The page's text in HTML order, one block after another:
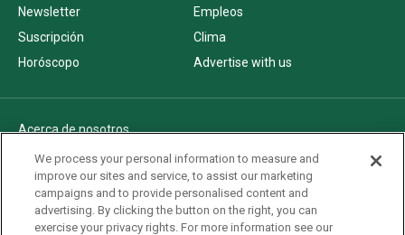
Newsletter
Empleos
Suscripción
Clima
Horóscopo
Advertise with us
Acerca de nosotros
Politica de privacidad
Pautas Editoriales
AdChoices
Advertise with us
We process your personal information to measure and
improve our sites and service, to assist our marketing
campaigns and to provide personalised content and
advertising. By clicking the button on the right, you can
exercise your privacy rights. For more information see our